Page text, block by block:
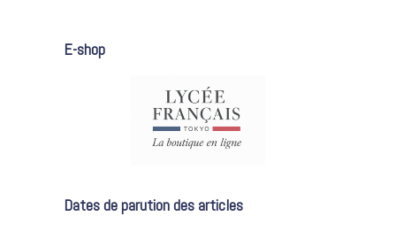
E-shop
Dates de parution des articles